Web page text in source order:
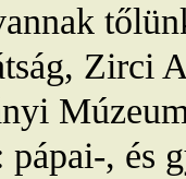
Zirci
pápai-, és